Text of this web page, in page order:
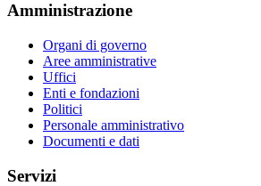
Amministrazione
Organi di governo
Aree amministrative
Uffici
Enti e fondazioni
Politici
Personale amministrativo
Documenti e dati
Servizi